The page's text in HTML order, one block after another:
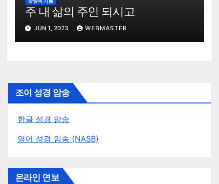
주 내 삶의 주인 되시고
JUN 1, 2023 WEBMASTER
조이 성경 암송
한글 성경 암송
영어 성경 암송 (NASB)
온라인 연보